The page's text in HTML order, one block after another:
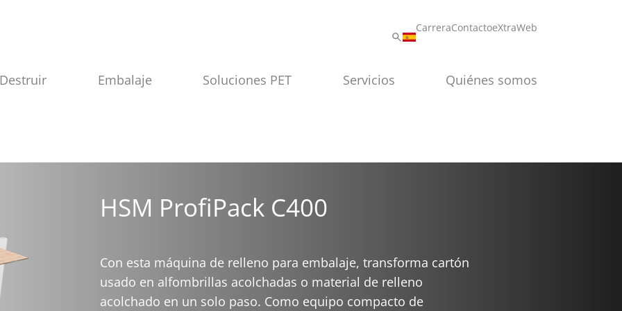
CarreraContactoeXtraWeb
Destruir Embalaje Soluciones PET Servicios Quiénes somos
HSM ProfiPack C400
Con esta máquina de relleno para embalaje, transforma cartón
usado en alfombrillas acolchadas o material de relleno
acolchado en un solo paso. Como equipo compacto de